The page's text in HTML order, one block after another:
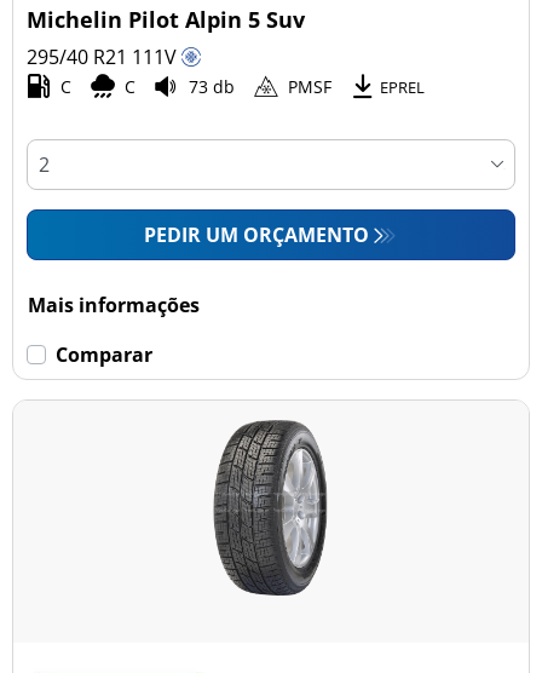
Michelin Pilot Alpin 5 Suv
295/40 R21 111V
C C 73 db PMSF EPREL
PEDIR UM ORÇAMENTO
Mais informações
Comparar